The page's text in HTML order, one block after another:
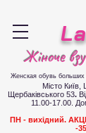
Жіноче
Женская обувь больших
Місто Київ,
Щербаківського 53.
11.00-17.00. Д
ПН - вихідний.
-